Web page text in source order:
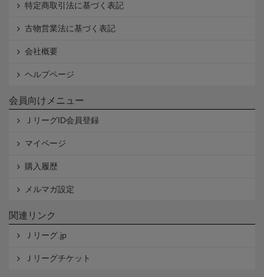
特定商取引法に基づく表記
古物営業法に基づく表記
会社概要
ヘルプページ
会員向けメニュー
ＪリーグID会員登録
マイページ
購入履歴
メルマガ設定
関連リンク
Ｊリーグ.jp
Ｊリーグチケット